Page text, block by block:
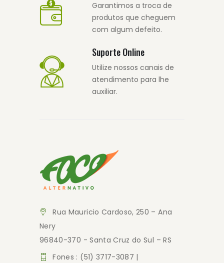
Garantimos a troca de
produtos que cheguem
com algum defeito.
Suporte Online
Utilize nossos canais de
atendimento para lhe
auxiliar.
Rua Mauricio Cardoso, 250 – Ana
Nery
96840-370 - Santa Cruz do Sul – RS
Fones : (51) 3717-3087 |